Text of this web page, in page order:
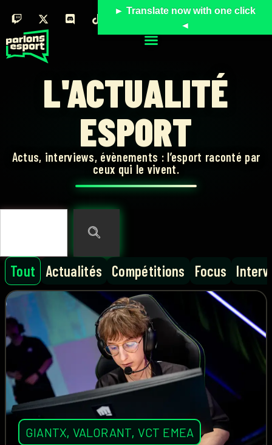
L'ACTUALITÉ
ESPORT
Actus, interviews, évènements : l’esport raconté par
ceux qui le vivent.
Actualités Compétitions Focus
Tout
GIANTX, VALORANT, VCT EMEA
► Translate now with one click
◄